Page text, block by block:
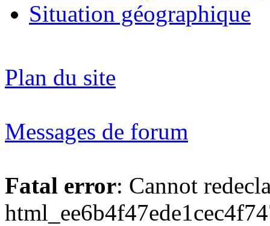
Situation géographique
Plan du site
Messages de forum
Fatal error: Cannot